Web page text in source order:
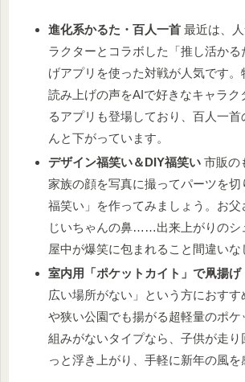
進化系かるた・百人一首 最近は、
ラクターとコラボした「推し活かる
げアプリを使った対戦が人気です。
読み上げの声をAIで好きなキャラク
るアプリも登場しており、百人一首
んと下がっています。
デザイン福笑い＆DIY福笑い 市販の
家族の顔を写真に撮ってパーツを
福笑い」を作ってみましょう。お父
じいちゃんの鼻……出来上がりのシ
屋中が爆笑に包まれること間違いな
室内用「ポケットカイト」で凧揚げ
広い場所がない」という方におすす
や狭い公園でも揚がる超軽量のポ
組みがないタイプなら、子供が走り
っと浮き上がり、手軽に新年の風を